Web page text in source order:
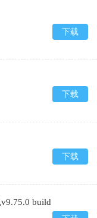
下载
下载
下载
build